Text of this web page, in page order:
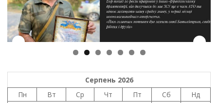
Серпень 2026
Пн
Вт Ср Чт Пт Сб
Нд